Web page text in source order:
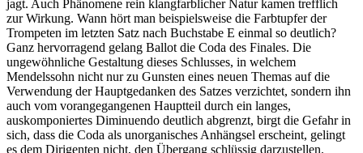
jagt. Auch Phänomene rein klangfarblicher Natur kamen trefflich
zur Wirkung. Wann hört man beispielsweise die Farbtupfer der
Trompeten im letzten Satz nach Buchstabe E einmal so deutlich?
Ganz hervorragend gelang Ballot die Coda des Finales. Die
ungewöhnliche Gestaltung dieses Schlusses, in welchem
Mendelssohn nicht nur zu Gunsten eines neuen Themas auf die
Verwendung der Hauptgedanken des Satzes verzichtet, sondern ihn
auch vom vorangegangenen Hauptteil durch ein langes,
auskomponiertes Diminuendo deutlich abgrenzt, birgt die Gefahr in
sich, dass die Coda als unorganisches Anhängsel erscheint, gelingt
es dem Dirigenten nicht, den Übergang schlüssig darzustellen.